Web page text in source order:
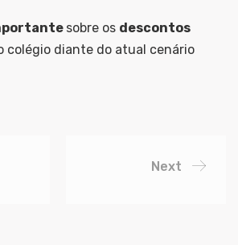
sobre os descontos
colégio diante do atual cenário
Next